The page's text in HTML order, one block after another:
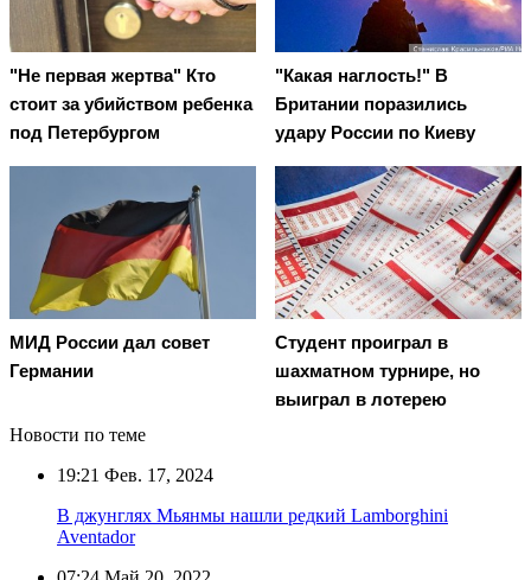
"Не первая жертва" Кто
стоит за убийством ребенка
под Петербургом
"Какая наглость!" В
Британии поразились
удару России по Киеву
МИД России дал совет
Германии
Студент проиграл в
шахматном турнире, но
выиграл в лотерею
Новости по теме
19:21 Фев. 17, 2024
В джунглях Мьянмы нашли редкий Lamborghini
Aventador